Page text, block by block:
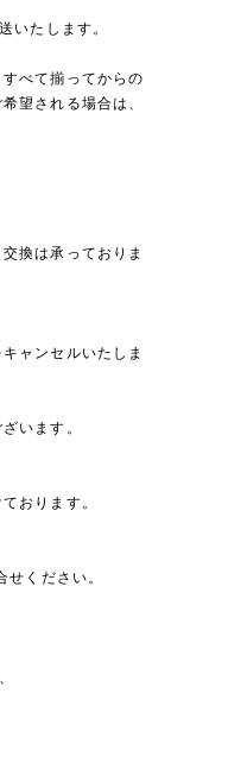
いたします。
べて揃ってからの
望される場合は、
換は承っておりま
ャンセルいたしま
います。
おります。
ください。